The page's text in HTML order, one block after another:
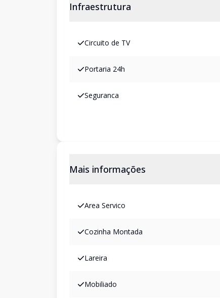
Infraestrutura
Circuito de TV
Portaria 24h
Seguranca
Mais informações
Area Servico
Cozinha Montada
Lareira
Mobiliado